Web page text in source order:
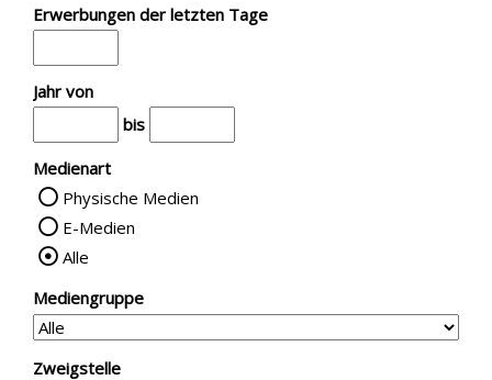
Erwerbungen der letzten Tage
Jahr von
bis
Medienart
Physische Medien
E-Medien
Alle
Mediengruppe
Zweigstelle